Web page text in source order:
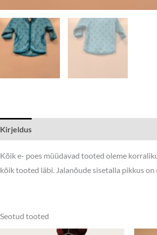
Kirjeldus
Kõik e- poes müüdavad tooted oleme
kõik tooted läbi. Jalanõude sisetalla pikkus on
Seotud tooted